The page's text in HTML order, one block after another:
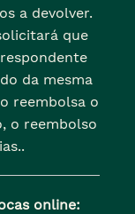
a devolver.
que
da mesma
reembolsa o
o reembolso
online: